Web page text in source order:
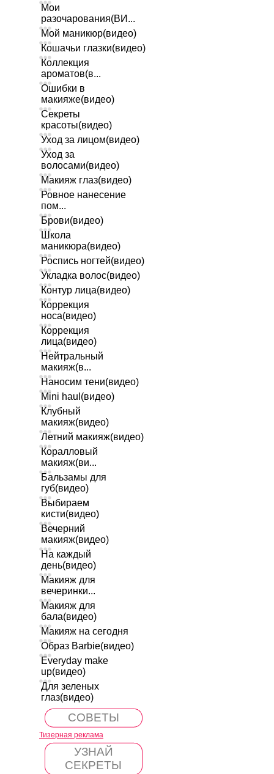
Мои
разочарования(ВИ...
Мой маникюр(видео)
Кошачьи глазки(видео)
Коллекция
ароматов(в...
Ошибки в
макияже(видео)
Секреты
красоты(видео)
Уход за лицом(видео)
Уход за
волосами(видео)
Макияж глаз(видео)
Ровное нанесение
пом...
Брови(видео)
Школа
маникюра(видео)
Роспись ногтей(видео)
Укладка волос(видео)
Контур лица(видео)
Коррекция
носа(видео)
Коррекция
лица(видео)
Нейтральный
макияж(в...
Наносим тени(видео)
Mini haul(видео)
Клубный
макияж(видео)
Летний макияж(видео)
Коралловый
макияж(ви...
Бальзамы для
губ(видео)
Выбираем
кисти(видео)
Вечерний
макияж(видео)
На каждый
день(видео)
Макияж для
вечеринки...
Макияж для
бала(видео)
Макияж на сегодня
Образ Barbie(видео)
Everyday make
up(видео)
Для зеленых
глаз(видео)
СОВЕТЫ
Тизерная реклама
УЗНАЙ
СЕКРЕТЫ